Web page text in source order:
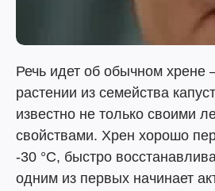
Речь идет об обычном хрене
растении из семейства
известно не только своими
свойствами. Хрен хорошо
-30 °C, быстро
одним из первых начинает